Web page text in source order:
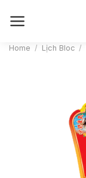
Home / Lịch Bloc /